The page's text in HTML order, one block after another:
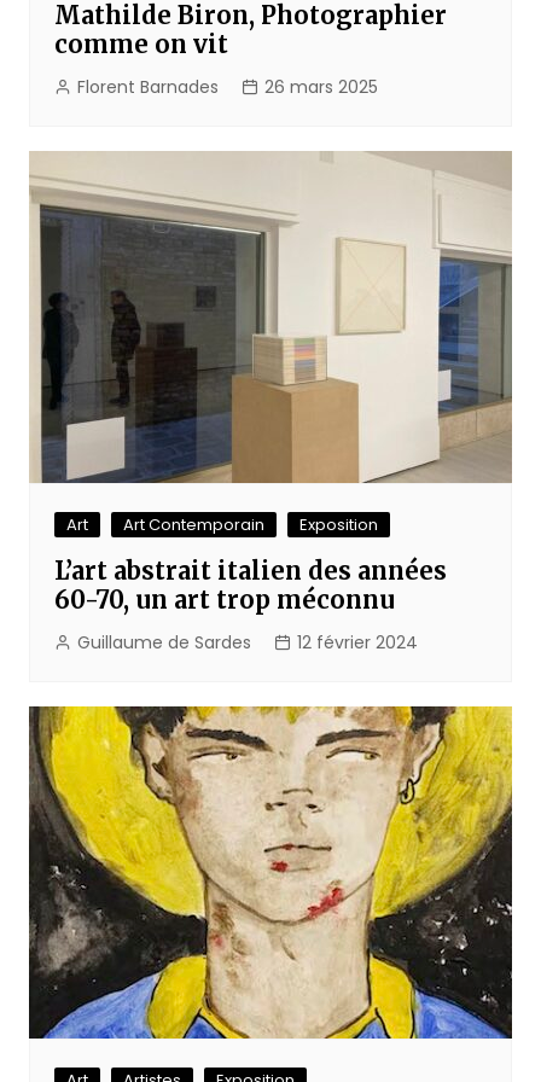
Mathilde Biron, Photographier
comme on vit
Florent Barnades 26 mars 2025
Art Art Contemporain Exposition
L’art abstrait italien des années
60-70, un art trop méconnu
Guillaume de Sardes 12 février 2024